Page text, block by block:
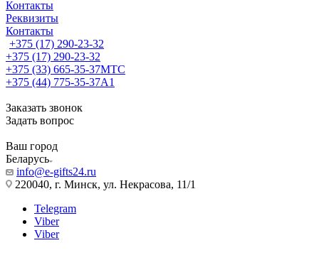
Контакты
Реквизиты
Контакты
+375 (17) 290-23-32
+375 (17) 290-23-32
+375 (33) 665-35-37МТС
+375 (44) 775-35-37А1
Заказать звонок
Задать вопрос
Ваш город
Беларусь
info@e-gifts24.ru
220040, г. Минск, ул. Некрасова, 11/1
Telegram
Viber
Viber